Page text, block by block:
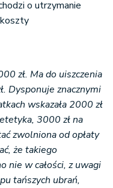
o utrzymanie
zł. Ma do uiszczenia
Dysponuje znacznymi
wskazała 2000 zł
3000 zł na
zwolniona od opłaty
że takiego
nie w całości, z uwagi
tańszych ubrań,